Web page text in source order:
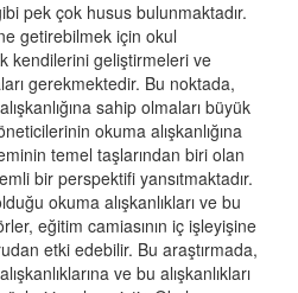
pek çok husus bulunmaktadır.
getirebilmek için okul
kendilerini geliştirmeleri ve
gerekmektedir. Bu noktada,
sahip olmaları büyük
okuma alışkanlığına
temel taşlarından biri olan
bir perspektifi yansıtmaktadır.
okuma alışkanlıkları ve bu
eğitim camiasının iç işleyişine
etki edebilir. Bu araştırmada,
ve bu alışkanlıkları